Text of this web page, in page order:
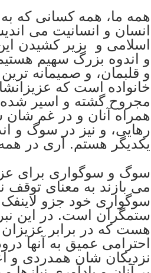
همه ما، همه کسانی که
انسان و انسانیت می
اسلامی و بزیر کشیدن
و اندوه بزرگ سهیم
و قلبمان، و صمیمانه
خانواده است که
مجروح گشته و اسیر شده
همراه آنان و در غم شان
رهایی، و نیز در سوگ و
یکدیگر هستم. آری در
سوگ و سوگواری برای
می بازند به معنای
سوگواری خود جزو
ستمگران است. در این
هست که در برابر عزیزان
احترامی عمیق به آنها
نزدیکان شان همدردی و